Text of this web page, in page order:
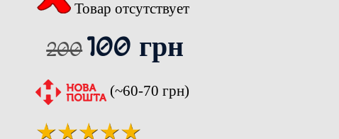
Товар отсутствует
200100 грн
(~60-70 грн)